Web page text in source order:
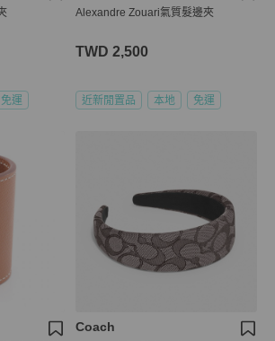
免運
Alexandre Zouari氣質髮邊夾
TWD 2,500
近新閒置品 本地 免運
Coach